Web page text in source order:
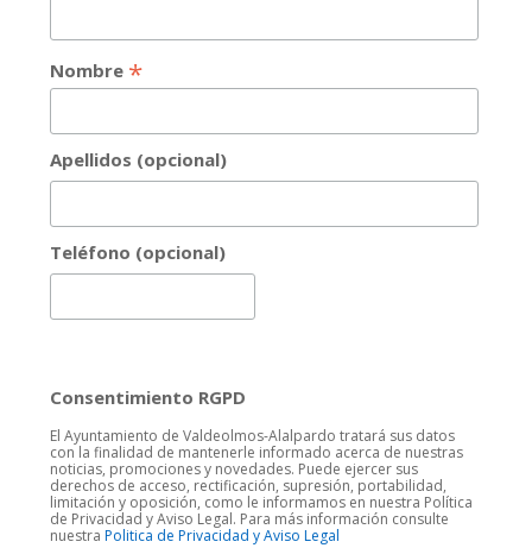
Nombre *
Apellidos (opcional)
Teléfono (opcional)
Consentimiento RGPD
El Ayuntamiento de Valdeolmos-Alalpardo tratará sus datos
con la finalidad de mantenerle informado acerca de nuestras
noticias, promociones y novedades. Puede ejercer sus
derechos de acceso, rectificación, supresión, portabilidad,
limitación y oposición, como le informamos en nuestra Política
de Privacidad y Aviso Legal. Para más información consulte
nuestra Politica de Privacidad y Aviso Legal